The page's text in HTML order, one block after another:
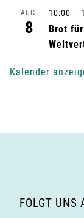
g
AUG.
8
10:00 –
Brot
Kalender
FOLGT UNS